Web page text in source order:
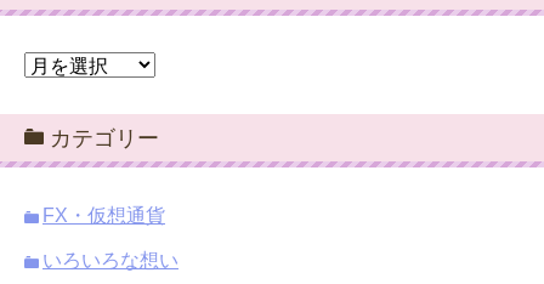
ア
カ
イ
ブ
カテゴリー
FX・仮想通貨
いろいろな想い